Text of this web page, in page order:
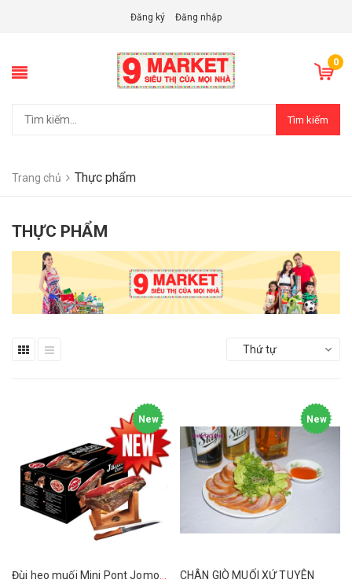
Đăng ký Đăng nhập
0
Tìm kiếm
Trang chủ Thực phẩm
THỰC PHẨM
Thứ tự
New New
CHÂN GIÒ MUỐI XỨ TUYÊN